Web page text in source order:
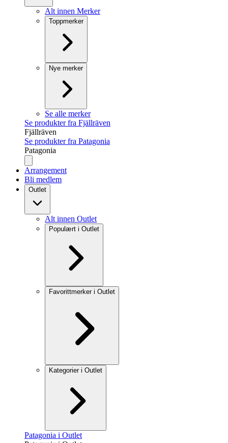
Alt innen Merker
Toppmerker
Nye merker
Se alle merker
Se produkter fra Fjällräven
Fjällräven
Se produkter fra Patagonia
Patagonia
Arrangement
Bli medlem
Outlet
Alt innen Outlet
Populært i Outlet
Favorittmerker i Outlet
Kategorier i Outlet
Patagonia i Outlet